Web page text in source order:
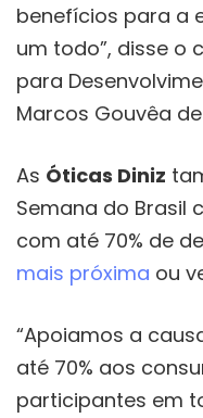
benefícios para a
um todo”, disse o
para
Marcos Gouvêa
As Óticas Diniz
Semana do Brasil
com até 70% de
mais próxima ou
“Apoiamos a
até 70% aos
participantes em